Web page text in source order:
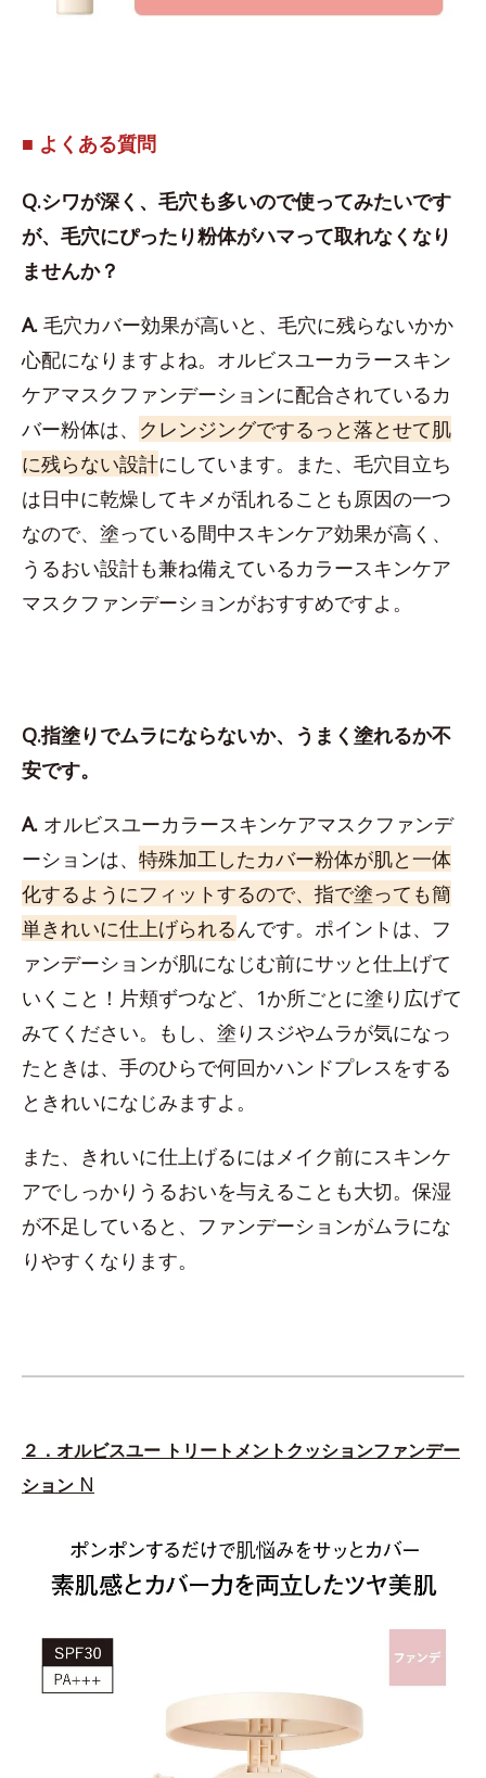
■ よくある質問
Q.シワが深く、毛穴も多いので使ってみたいです
が、毛穴にぴったり粉体がハマって取れなくなり
ませんか？
A. 毛穴カバー効果が高いと、毛穴に残らないかか
心配になりますよね。オルビスユーカラースキン
ケアマスクファンデーションに配合されているカ
バー粉体は、 クレンジングでするっと落とせて肌
に残らない設計にしています。また、毛穴目立ち
は日中に乾燥してキメが乱れることも原因の一つ
なので、塗っている間中スキンケア効果が高く、
うるおい設計も兼ね備えているカラースキンケア
マスクファンデーションがおすすめですよ。
Q.指塗りでムラにならないか、うまく塗れるか不
安です。
A. オルビスユーカラースキンケアマスクファンデ
ーションは、 特殊加工したカバー粉体が肌と一体
化するようにフィットするので、指で塗っても簡
単きれいに仕上げられるんです。ポイントは、フ
ァンデーションが肌になじむ前にサッと仕上げて
いくこと！片頬ずつなど、1か所ごとに塗り広げて
みてください。もし、塗りスジやムラが気になっ
たときは、手のひらで何回かハンドプレスをする
ときれいになじみますよ。
また、きれいに仕上げるにはメイク前にスキンケ
アでしっかりうるおいを与えることも大切。保湿
が不足していると、ファンデーションがムラにな
りやすくなります。
２．オルビスユー トリートメントクッションファンデー
ション N